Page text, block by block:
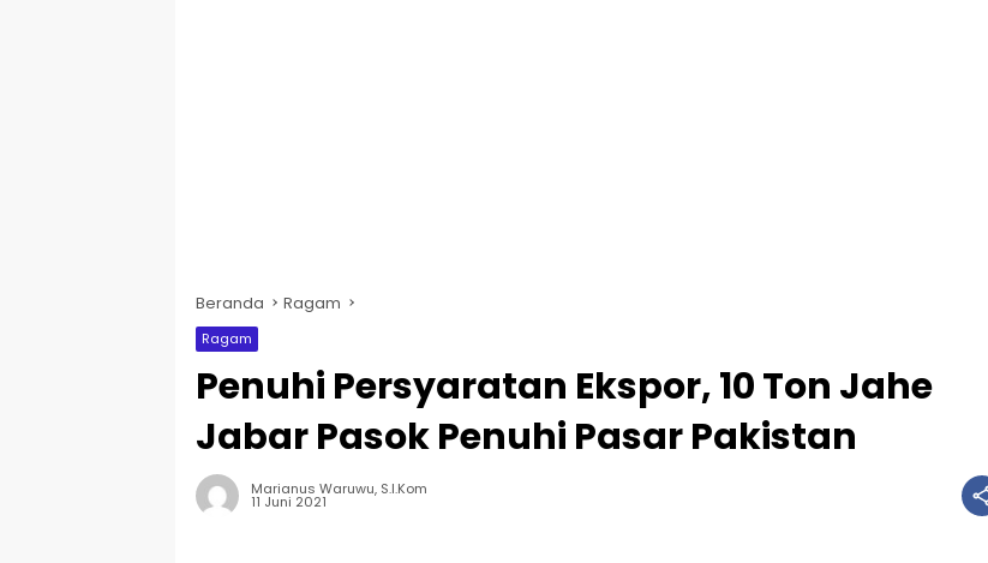
Beranda Ragam
Ragam
Penuhi Persyaratan Ekspor, 10 Ton Jahe
Jabar Pasok Penuhi Pasar Pakistan
Marianus Waruwu, S.I.Kom
11 Juni 2021